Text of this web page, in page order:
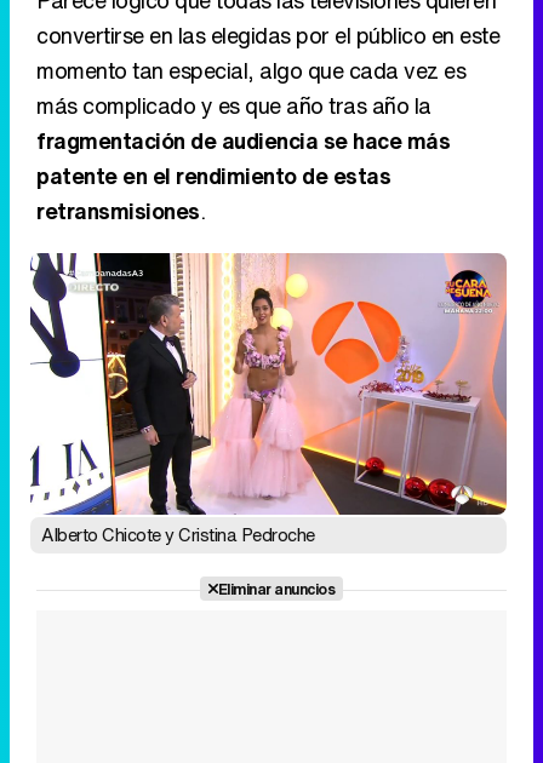
convertirse en las elegidas por el público en este
momento tan especial, algo que cada vez es
más complicado y es que año tras año la
fragmentación de audiencia se hace más
patente en el rendimiento de estas
retransmisiones.
Alberto Chicote y Cristina Pedroche
Eliminar anuncios